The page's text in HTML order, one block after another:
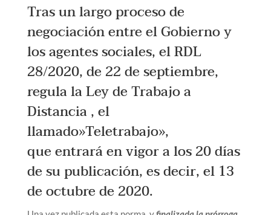
Tras un largo proceso de
negociación entre el Gobierno y
los agentes sociales, el RDL
28/2020, de 22 de septiembre,
regula la Ley de Trabajo a
Distancia , el
llamado»Teletrabajo»,
que entrará en vigor a los 20 días
de su publicación, es decir, el 13
de octubre de 2020.